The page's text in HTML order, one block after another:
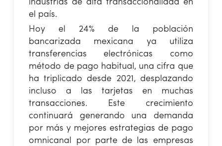
industrias de alta transaccionalidad en
el país.
Hoy el 24% de la población
bancarizada mexicana ya utiliza
transferencias electrónicas como
método de pago habitual, una cifra que
ha triplicado desde 2021, desplazando
incluso a las tarjetas en muchas
transacciones. Este crecimiento
continuará generando una demanda
por más y mejores estrategias de pago
omnicanal por parte de las empresas